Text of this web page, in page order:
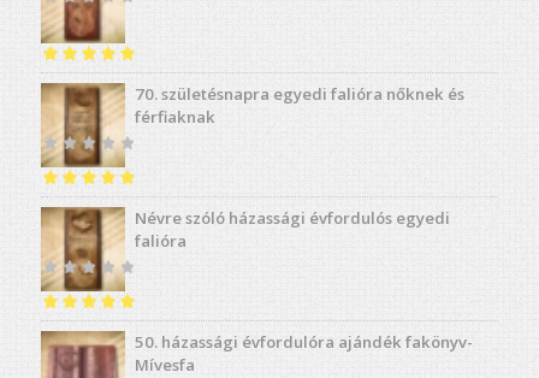
Értékelés:5.00
/ 5
70. születésnapra egyedi falióra nőknek és
férfiaknak
Értékelés:5.00
/ 5
Névre szóló házassági évfordulós egyedi
falióra
Értékelés:4.91
/ 5
50. házassági évfordulóra ajándék fakönyv-
Mívesfa